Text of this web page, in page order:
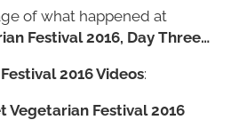
of what happened at
Festival 2016, Day Three…
2016 Videos:
Vegetarian Festival 2016